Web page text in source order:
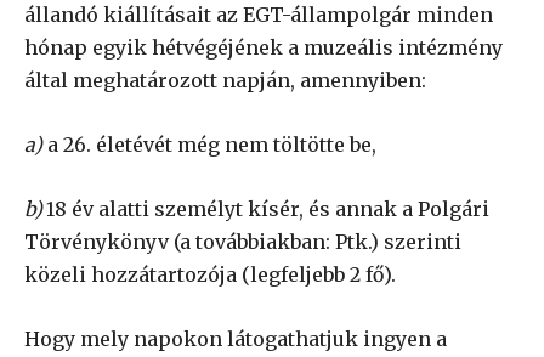
állandó kiállításait az EGT-állampolgár minden
hónap egyik hétvégéjének a muzeális intézmény
által meghatározott napján, amennyiben:
a) a 26. életévét még nem töltötte be,
b)18 év alatti személyt kísér, és annak a Polgári
Törvénykönyv (a továbbiakban: Ptk.) szerinti
közeli hozzátartozója (legfeljebb 2 fő).
Hogy mely napokon látogathatjuk ingyen a